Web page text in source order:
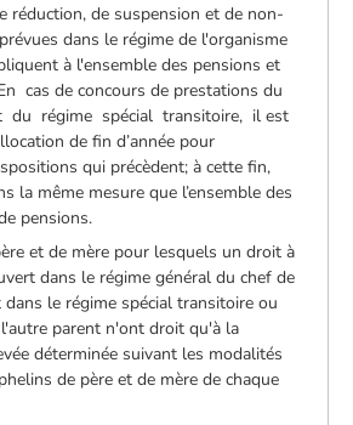
réduction, de suspension et de non-
dans le régime de l'organisme
à l'ensemble des pensions et
cas de concours de prestations du
du régime spécial transitoire, il est
de fin d’année pour
qui précèdent; à cette fin,
la même mesure que l’ensemble des
pensions.
et de mère pour lesquels un droit à
dans le régime général du chef de
le régime spécial transitoire ou
parent n'ont droit qu'à la
déterminée suivant les modalités
de père et de mère de chaque